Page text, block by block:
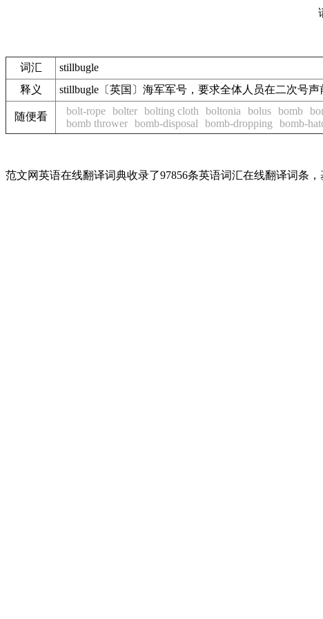
词汇
stillbugle
释义
stillbugle〔英国〕海军军号，要求全体人员在二次号声
随便看 bolt-rope bolter bolting cloth boltonia bolus bomb
bomb thrower bomb-disposal bomb-dropping bomb-
范文网英语在线翻译词典收录了97856条英语词汇在线翻译词条